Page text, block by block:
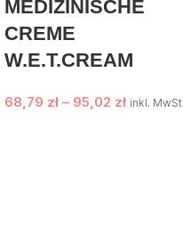
MEDIZINISCHE
CREME
W.E.T.CREAM
68,79 zł – 95,02 zł inkl. MwSt